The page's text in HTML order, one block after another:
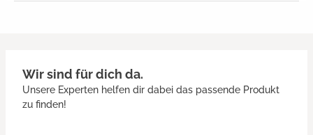
Wir sind für dich da.
Unsere Experten helfen dir dabei das passende Produkt
zu finden!